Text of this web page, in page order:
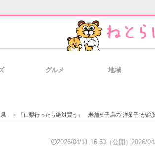
グルメ 地域
> 「山梨行ったら絶対買う」 老舗菓子店の“洋菓子”が絶賛 「美味しすぎて丸ごと食べ
2026/04/11 16:50（公開） 2026/